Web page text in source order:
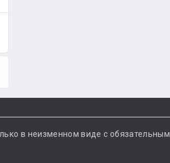
в неизменном виде с обязательным